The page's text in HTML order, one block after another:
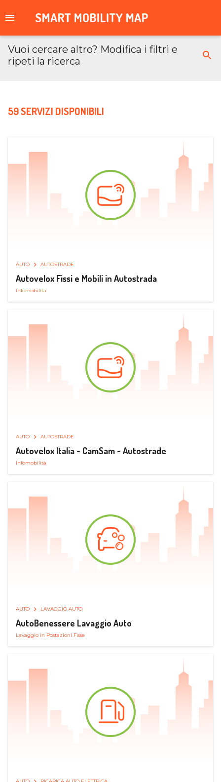
Vuoi cercare altro? Modifica i filtri e
ripeti la ricerca
59 SERVIZI DISPONIBILI
AUTO AUTOSTRADE
Autovelox Fissi e Mobili in Autostrada
Infomobilità
AUTO AUTOSTRADE
Autovelox Italia - CamSam - Autostrade
Infomobilità
AUTO LAVAGGIO AUTO
AutoBenessere Lavaggio Auto
Lavaggio in Postazioni Fisse